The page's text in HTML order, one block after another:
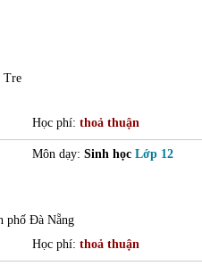
Tre
Học phí: thoả thuận
Môn dạy: Sinh học Lớp 12
phố Đà Nẵng
Học phí: thoả thuận